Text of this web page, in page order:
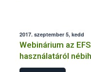
2017. szeptember 5, kedd
Webinárium az
használatáról